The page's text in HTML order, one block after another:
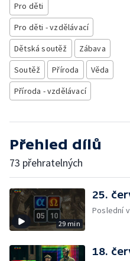
Pro děti
Pro děti - vzdělávací
Dětská soutěž
Zábava
Soutěž
Příroda
Věda
Příroda - vzdělávací
Přehled dílů
73 přehratelných
29 min
25.
Poslední
18.